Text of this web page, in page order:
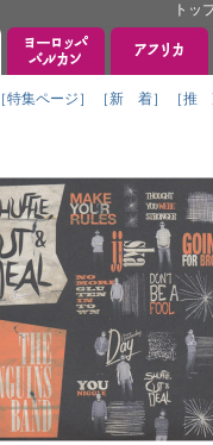
トッ
［特集ページ］ ［新 着］ ［推